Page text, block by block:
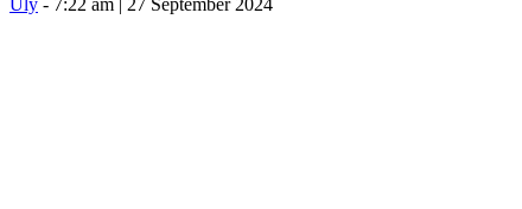
Uly - 7:22 am | 27 September 2024